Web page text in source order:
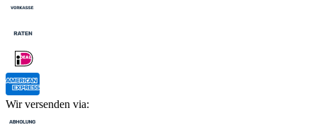
Wir versenden via: